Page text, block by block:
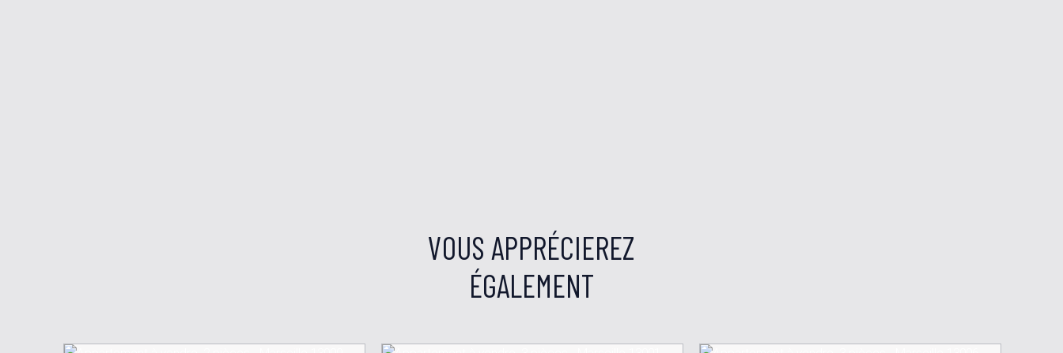
VOUS APPRÉCIEREZ
ÉGALEMENT